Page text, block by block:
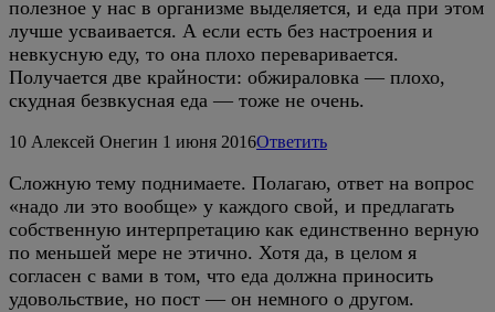
полезное у нас в организме выделяется, и еда при этом
лучше усваивается. А если есть без настроения и
невкусную еду, то она плохо переваривается.
Получается две крайности: обжираловка — плохо,
скудная безвкусная еда — тоже не очень.
10 Алексей Онегин 1 июня 2016Ответить
Сложную тему поднимаете. Полагаю, ответ на вопрос
«надо ли это вообще» у каждого свой, и предлагать
собственную интерпретацию как единственно верную
по меньшей мере не этично. Хотя да, в целом я
согласен с вами в том, что еда должна приносить
удовольствие, но пост — он немного о другом.